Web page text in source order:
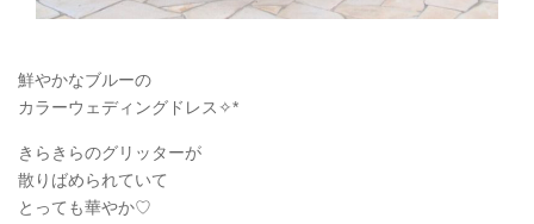
鮮やかなブルーの
カラーウェディングドレス✧*
きらきらのグリッターが
散りばめられていて
とっても華やか♡